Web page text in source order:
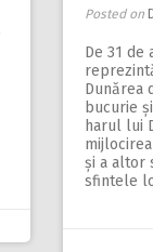
Posted on
De 31 de
Dunărea
bucurie
harul lui
și a altor
sfintele